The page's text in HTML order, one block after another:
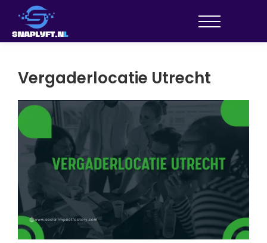
Vergaderlocatie Utrecht